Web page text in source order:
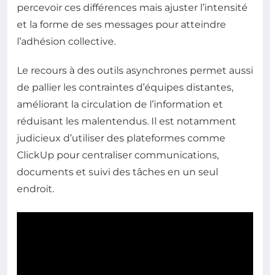
percevoir ces différences mais ajuster l’intensité
et la forme de ses messages pour atteindre
l’adhésion collective.
Le recours à des outils asynchrones permet aussi
de pallier les contraintes d’équipes distantes,
améliorant la circulation de l’information et
réduisant les malentendus. Il est notamment
judicieux d’utiliser des plateformes comme
ClickUp pour centraliser communications,
documents et suivi des tâches en un seul
endroit.